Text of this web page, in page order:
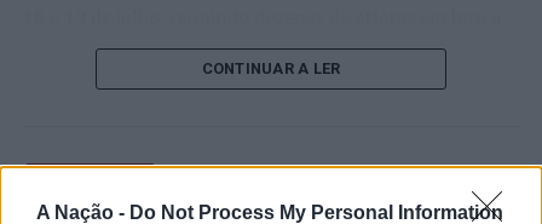
A Nação - Do Not Process My Personal Information
de um lugar no quadro principal. A cerimónia de
abertura contou com a presença do presidente da
início de uma competição que voltou a colocar o
CONTINUAR A LER